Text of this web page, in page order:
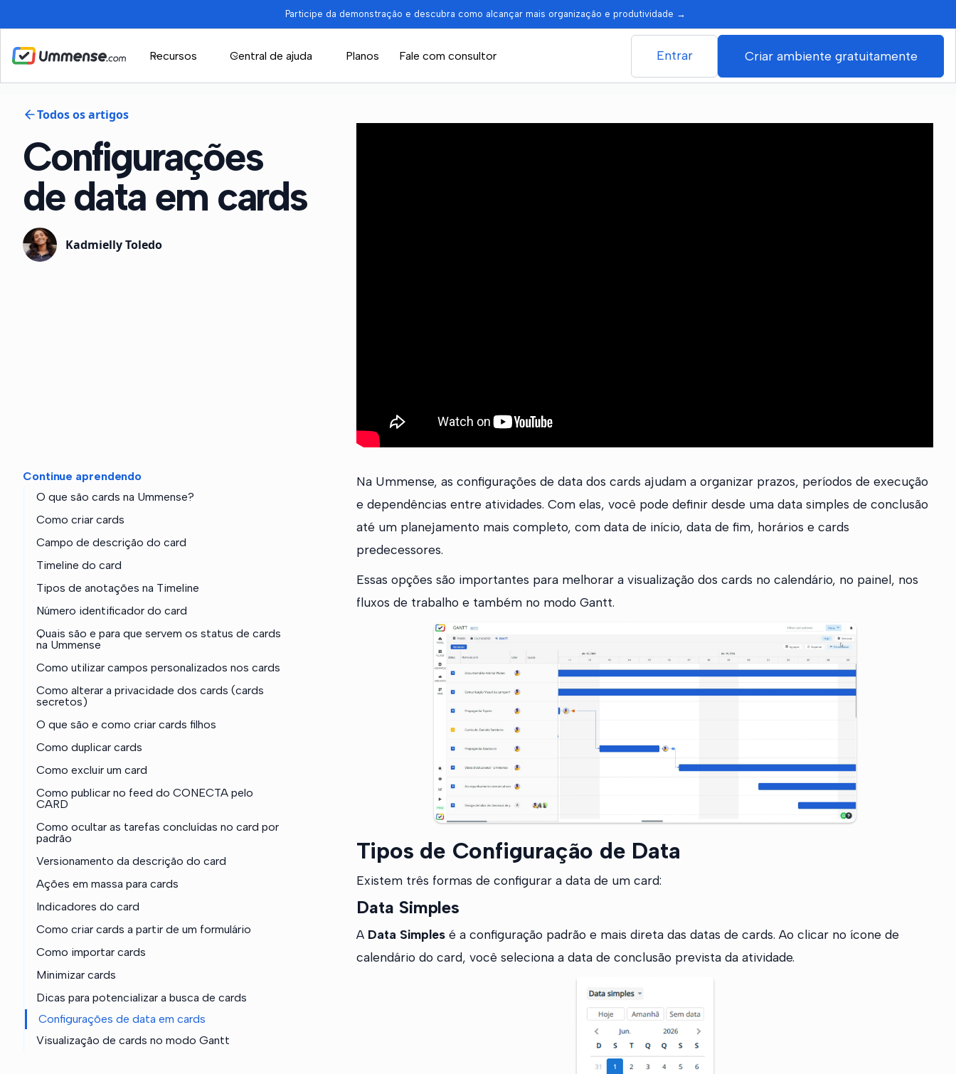
Participe da demonstração e descubra como alcançar mais organização e produtividade →
Recursos Central de ajuda Planos Fale com consultor Entrar Criar ambiente gratuitamente
Todos os artigos
Configurações
de data em cards
Kadmielly Toledo
Continue aprendendo
O que são cards na Ummense?
Como criar cards
Campo de descrição do card
Timeline do card
Tipos de anotações na Timeline
Número identificador do card
Quais são e para que servem os status de cards
na Ummense
Como utilizar campos personalizados nos cards
Como alterar a privacidade dos cards (cards
secretos)
O que são e como criar cards filhos
Como duplicar cards
Como excluir um card
Como publicar no feed do CONECTA pelo
CARD
Como ocultar as tarefas concluídas no card por
padrão
Versionamento da descrição do card
Ações em massa para cards
Indicadores do card
Como criar cards a partir de um formulário
Como importar cards
Minimizar cards
Dicas para potencializar a busca de cards
Configurações de data em cards
Visualização de cards no modo Gantt
Na Ummense, as configurações de data dos cards ajudam a organizar prazos, períodos de execução
e dependências entre atividades. Com elas, você pode definir desde uma data simples de conclusão
até um planejamento mais completo, com data de início, data de fim, horários e cards
predecessores.
Essas opções são importantes para melhorar a visualização dos cards no calendário, no painel, nos
fluxos de trabalho e também no modo Gantt.
Tipos de Configuração de Data
Existem três formas de configurar a data de um card:
Data Simples
A Data Simples é a configuração padrão e mais direta das datas de cards. Ao clicar no ícone de
calendário do card, você seleciona a data de conclusão prevista da atividade.